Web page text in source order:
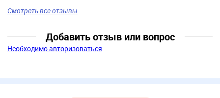
Смотреть все отзывы
Добавить отзыв или вопрос
Необходимо авторизоваться